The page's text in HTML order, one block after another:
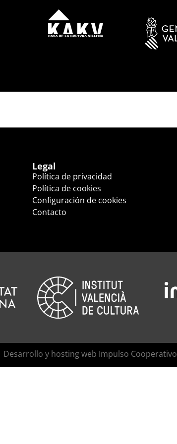
Legal
Política de privacidad
Política de cookies
Configuración de cookies
Contacto
Desarrollo y hosting web Impulso Cooperativo